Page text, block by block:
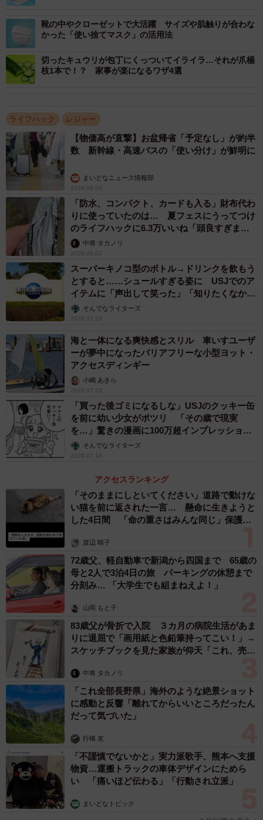
https://www.instagram.com/p/DJbVHotoSdq/
靴の中やクローゼットで大活躍 サイズや肌触りが合わな
かった「使い捨てマスク」の活用法
切ったキュウリが包丁にくっついてイライラ…それが爪楊
枝1本で！？ 家事が楽になるワザ4選
ライフハック レジャー
【物価高が直撃】お盆帰省「予定なし」が約半
数 新幹線・高速バスの「使い分け」が鮮明に
まいどなニュース情報部
2026.08.06
「防水、コンパクト、カードも入る」財布代わ
りに使っていたのは… 夏フェスにうってつけ
のライフハックに6.3万いいね「頭良すぎま
す」中将 タカノリ
2026.08.02
スーパーキノコ型のボトル→ドリンクを飲もう
とすると……シュールすぎる姿に USJでのア
イテムに「声出して笑った」「知りたくなかっ
た真実」
そんでなライターズ
2026.07.28
海と一体になる爽快感とスリル 車いすユーザ
ーが夢中になったバリアフリーな小型ヨット・
アクセスディンギー
小嶋 あきら
2026.07.25
「買った後ゴミになるしな」USJのクッキー缶
を前に幼い少女がポツリ 「その歳で現実
を…」驚きの漫画に100万超インプレッション
「人生何周目や」
そんでなライターズ
2026.07.18
アクセスランキング
「そのままにしといてください」道路で動けな
い猫を前に返された一言… 懸命に生きようと
した4日間 「命の重さはみんな同じ」保護団
渡辺 晴子
72歳父、軽自動車で新潟から四国まで 65歳の
母と2人で3泊4日の旅 パーキングの休憩まで
分刻み… 「大学生でも組まねえよ！」
山岡 もと子
83歳父が骨折で入院 ３カ月の病院生活があま
りに退屈で「画用紙と色鉛筆持ってこい！」→
スケッチブックを見た家族が仰天「これ、売れ
中将 タカノリ
「これ全部長野県」海外のような絶景ショット
に感動と反響「離れてからいいところだったん
だって気づいた」
行橋 友
「不謹慎でないかと」実力派歌手、熊本へ支援
物資…運搬トラックの車体デザインにためら
い 「痛いほど伝わる」「行動され立派」
まいどなトピック